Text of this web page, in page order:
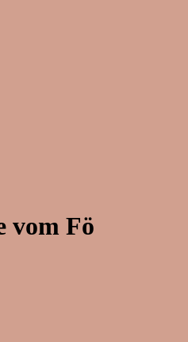
vom Fö